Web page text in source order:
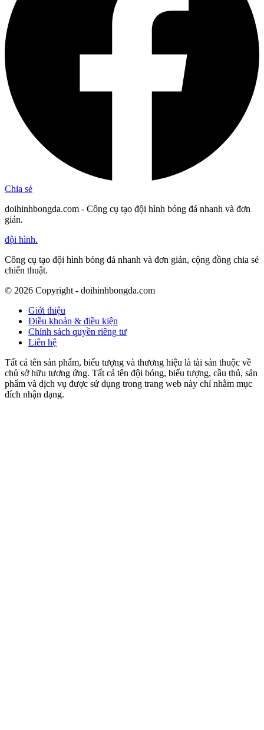
Chia sẻ
doihinhbongda.com - Công cụ tạo đội hình bóng đá nhanh và đơn
giản.
đội hình.
Công cụ tạo đội hình bóng đá nhanh và đơn giản, cộng đồng chia sẻ
chiến thuật.
© 2026 Copyright - doihinhbongda.com
Giới thiệu
Điều khoản & điều kiện
Chính sách quyền riêng tư
Liên hệ
Tất cả tên sản phẩm, biểu tượng và thương hiệu là tài sản thuộc về
chủ sở hữu tương ứng. Tất cả tên đội bóng, biểu tượng, cầu thủ, sản
phẩm và dịch vụ được sử dụng trong trang web này chỉ nhằm mục
đích nhận dạng.